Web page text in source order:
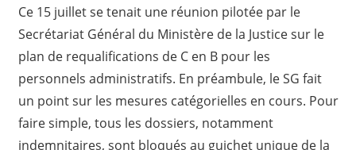
Ce 15 juillet se tenait une réunion pilotée par le
Secrétariat Général du Ministère de la Justice sur le
plan de requalifications de C en B pour les
personnels administratifs. En préambule, le SG fait
un point sur les mesures catégorielles en cours. Pour
faire simple, tous les dossiers, notamment
indemnitaires, sont bloqués au guichet unique de la